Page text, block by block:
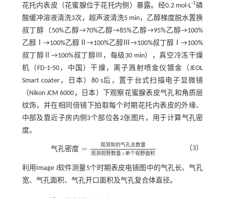
花托内表皮（花蜜腺位于花托内侧）暴露。经0.2 mol·L-1磷
酸缓冲溶液清洗3次，超声波清洗5 min，乙醇梯度脱水置换
叔丁醇（50%乙醇→70%乙醇→85%乙醇→95%乙醇→100%
乙醇Ⅰ→100%乙醇Ⅱ→100%乙醇Ⅲ→100%叔丁醇Ⅰ→100%
叔丁醇Ⅱ→100%叔丁醇Ⅲ，每级30 min），真空冷冻干燥
机（FD-1-50，中国）干燥，离子溅射喷金仪镀金（JEOL
Smart coater，日本）80 s后，置于台式扫描电子显微镜
（Nikon JCM 6000，日本）下观察花蜜腺表皮气孔和角质层
纹饰，并在相同倍镜下拍取每个时期花托内表皮的外缘、
中部及靠近子房内侧3个部位各2张图片，用于计算气孔密
度。
气孔密度 = 观测 到 的气孔总数量
观测视野数量×单个视野面积
气孔密度 =观测到的气孔总数量观测 ×单个
（3）
利用Image J软件测量5个时期表皮电镜图中的气孔长、气孔
宽、气孔面积、气孔开口面积及气孔复合体直径。